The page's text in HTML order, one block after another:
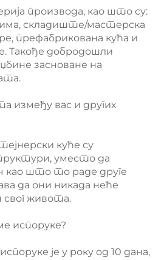
производа, као што су:
складиште/мастерска
префабрикована кућа и
Такође добродошли
засноване на
између вас и других
куће су
уместо да
као што то раде друге
да они никада неће
живота.
испоруке?
је у року од 10 дана,